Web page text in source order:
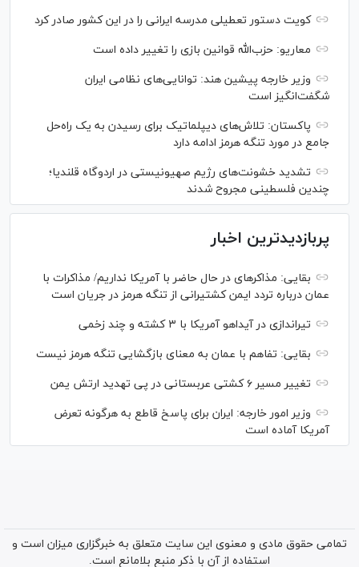
کویت دستور تعطیلی مدرسه ایرانی را در این کشور صادر کرد
معاریو: حزب‌الله قوانین بازی را تغییر داده است
وزیر خارجه پیشین هند: توانایی‌های نظامی ایران
شگفت‌انگیز است
پاکستان: تلاش‌های دیپلماتیک برای رسیدن به یک راه‌حل
جامع در مورد تنگه هرمز ادامه دارد
تشدید خشونت‌های رژیم صهیونیستی در اردوگاه قلندیا؛
چندین فلسطینی مجروح شدند
پربازدیدترین اخبار
بقایی: مذاکره‎ای در حال حاضر با آمریکا نداریم/ مذاکرات با
عمان درباره تردد ایمن کشتیرانی از تنگه هرمز در جریان است
تیراندازی در آیداهو آمریکا با ۳ کشته و چند زخمی
بقایی: تفاهم با عمان به معنای بازگشایی تنگه هرمز نیست
تغییر مسیر ۶ کشتی عربستانی در پی تهدید ارتش یمن
وزیر امور خارجه: ایران برای پاسخ قاطع به هرگونه تعرض
آمریکا آماده است
تمامی حقوق مادی و معنوی این سایت متعلق به خبرگزاری میزان است و
استفاده از آن با ذکر منبع بلامانع است.